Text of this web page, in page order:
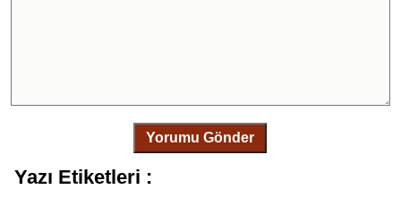
Yorumu Gönder
Yazı Etiketleri :